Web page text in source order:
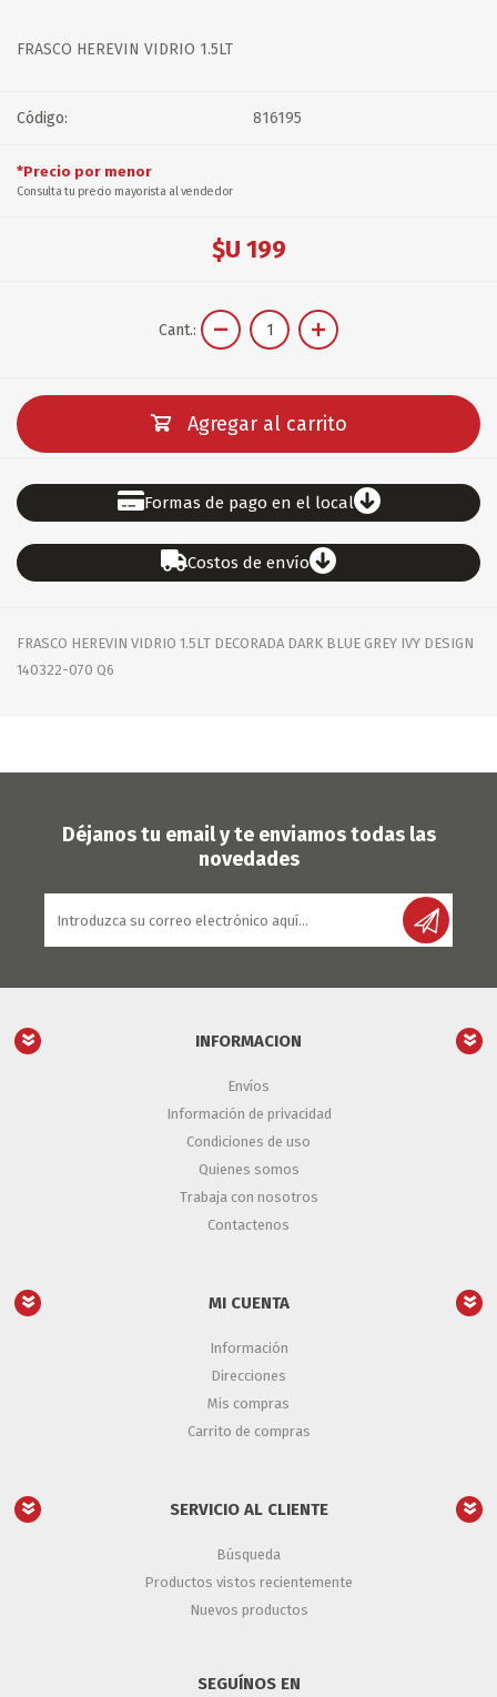
FRASCO HEREVIN VIDRIO 1.5LT
Código: 816195
*Precio por menor
Consulta tu precio mayorista al vendedor
$U 199
Cant.:
Agregar al carrito
Formas de pago en el local
Costos de envío
FRASCO HEREVIN VIDRIO 1.5LT DECORADA DARK BLUE GREY IVY DESIGN
140322-070 Q6
Déjanos tu email y te enviamos todas las
novedades
INFORMACION
Envíos
Información de privacidad
Condiciones de uso
Quienes somos
Trabaja con nosotros
Contactenos
MI CUENTA
Información
Direcciones
Mis compras
Carrito de compras
SERVICIO AL CLIENTE
Búsqueda
Productos vistos recientemente
Nuevos productos
SEGUÍNOS EN